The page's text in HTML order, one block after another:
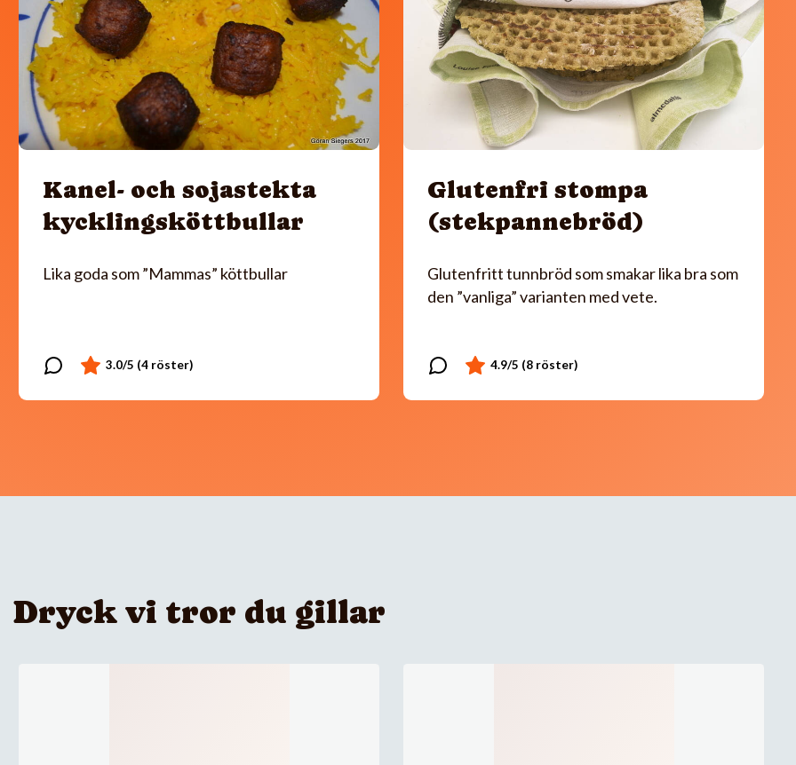
Kanel- och sojastekta
kycklingsköttbullar
Lika goda som ”Mammas” köttbullar
Glutenfri stompa
(stekpannebröd)
Glutenfritt tunnbröd som smakar lika bra som
den ”vanliga” varianten med vete.
Dryck vi tror du gillar